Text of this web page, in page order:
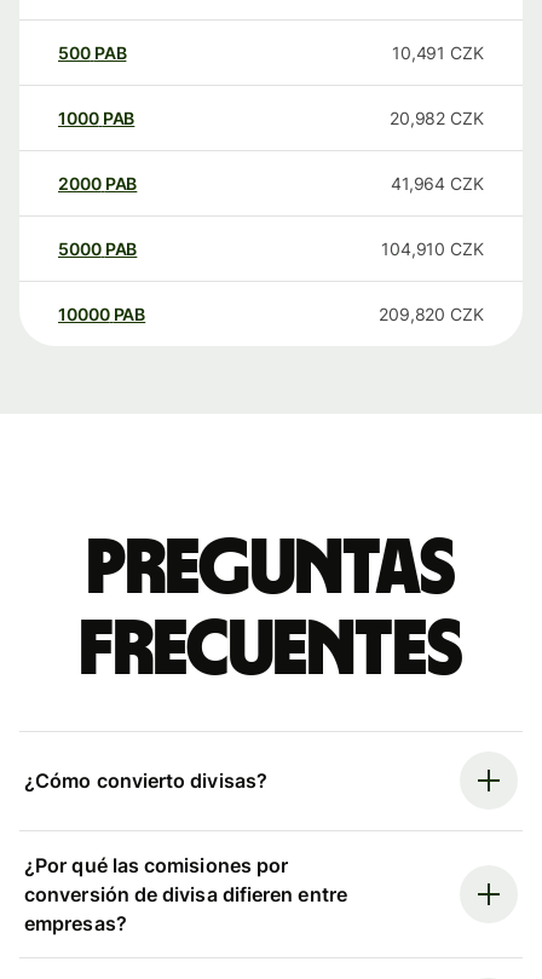
500 PAB 10,491 CZK
1000 PAB 20,982 CZK
2000 PAB 41,964 CZK
5000 PAB 104,910 CZK
10000 PAB 209,820 CZK
Preguntas
frecuentes
¿Cómo convierto divisas?
¿Por qué las comisiones por
conversión de divisa difieren entre
empresas?